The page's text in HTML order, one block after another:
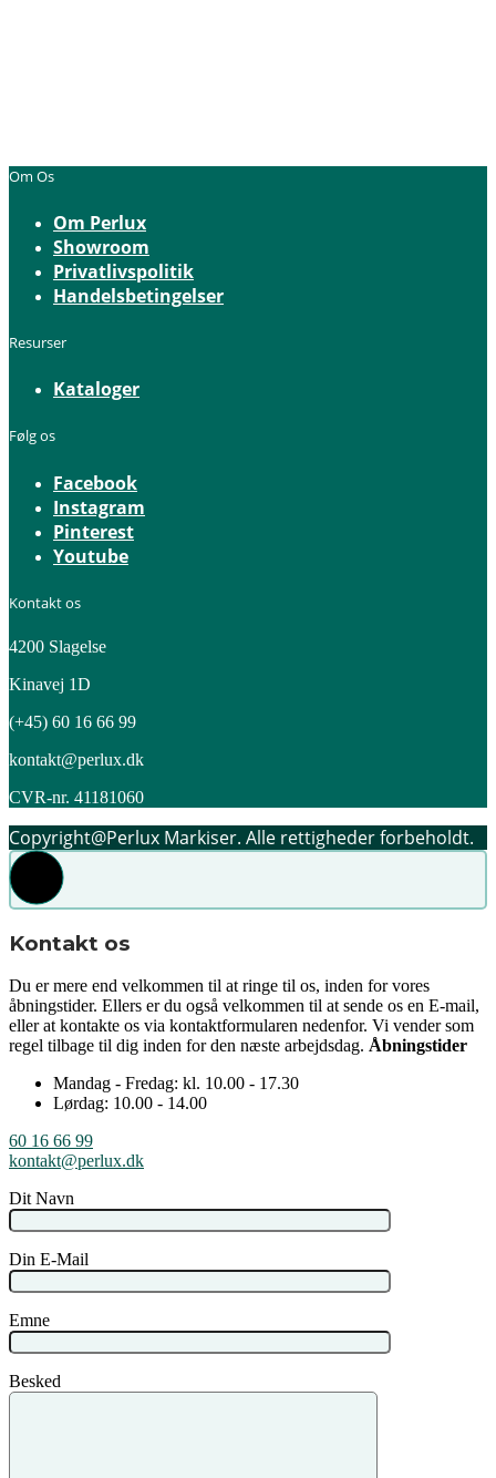
Om Os
Om Perlux
Showroom
Privatlivspolitik
Handelsbetingelser
Resurser
Kataloger
Følg os
Facebook
Instagram
Pinterest
Youtube
Kontakt os
4200 Slagelse
Kinavej 1D
(+45) 60 16 66 99
kontakt@perlux.dk
CVR-nr. 41181060
Copyright@Perlux Markiser. Alle rettigheder forbeholdt.
Kontakt os
Du er mere end velkommen til at ringe til os, inden for vores
åbningstider. Ellers er du også velkommen til at sende os en E-mail,
eller at kontakte os via kontaktformularen nedenfor. Vi vender som
regel tilbage til dig inden for den næste arbejdsdag. Åbningstider
Mandag - Fredag: kl. 10.00 - 17.30
Lørdag: 10.00 - 14.00
60 16 66 99
kontakt@perlux.dk
Dit Navn
Din E-Mail
Emne
Besked